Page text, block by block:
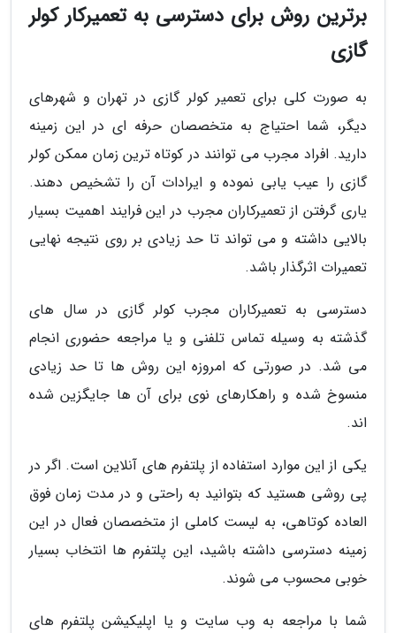
برترین روش برای دسترسی به تعمیرکار کولر
گازی
به صورت کلی برای تعمیر کولر گازی در تهران و شهرهای
دیگر، شما احتیاج به متخصصان حرفه ای در این زمینه
دارید. افراد مجرب می توانند در کوتاه ترین زمان ممکن کولر
گازی را عیب یابی نموده و ایرادات آن را تشخیص دهند.
یاری گرفتن از تعمیرکاران مجرب در این فرایند اهمیت بسیار
بالایی داشته و می تواند تا حد زیادی بر روی نتیجه نهایی
تعمیرات اثرگذار باشد.
دسترسی به تعمیرکاران مجرب کولر گازی در سال های
گذشته به وسیله تماس تلفنی و یا مراجعه حضوری انجام
می شد. در صورتی که امروزه این روش ها تا حد زیادی
منسوخ شده و راهکارهای نوی برای آن ها جایگزین شده
اند.
یکی از این موارد استفاده از پلتفرم های آنلاین است. اگر در
پی روشی هستید که بتوانید به راحتی و در مدت زمان فوق
العاده کوتاهی، به لیست کاملی از متخصصان فعال در این
زمینه دسترسی داشته باشید، این پلتفرم ها انتخاب بسیار
خوبی محسوب می شوند.
شما با مراجعه به وب سایت و یا اپلیکیشن پلتفرم های